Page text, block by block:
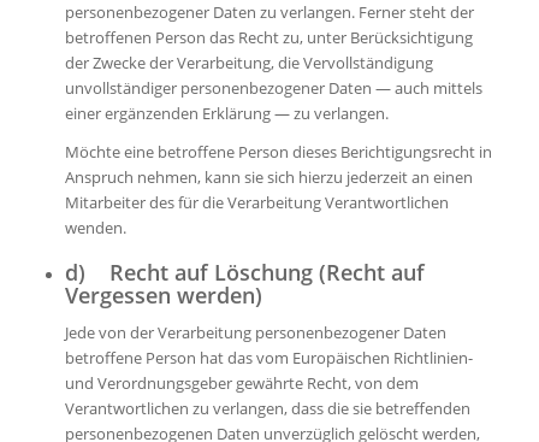
personenbezogener Daten zu verlangen. Ferner steht der
betroffenen Person das Recht zu, unter Berücksichtigung
der Zwecke der Verarbeitung, die Vervollständigung
unvollständiger personenbezogener Daten — auch mittels
einer ergänzenden Erklärung — zu verlangen.
Möchte eine betroffene Person dieses Berichtigungsrecht in
Anspruch nehmen, kann sie sich hierzu jederzeit an einen
Mitarbeiter des für die Verarbeitung Verantwortlichen
wenden.
d) Recht auf Löschung (Recht auf
Vergessen werden)
Jede von der Verarbeitung personenbezogener Daten
betroffene Person hat das vom Europäischen Richtlinien-
und Verordnungsgeber gewährte Recht, von dem
Verantwortlichen zu verlangen, dass die sie betreffenden
personenbezogenen Daten unverzüglich gelöscht werden,